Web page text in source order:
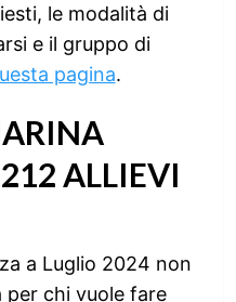
le modalità di
e il gruppo di
pagina.
ALLIEVI
a Luglio 2024 non
chi vuole fare